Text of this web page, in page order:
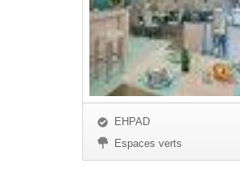
EHPAD
Espaces verts